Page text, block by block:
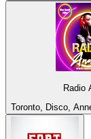
Radio
Toronto, Disco,